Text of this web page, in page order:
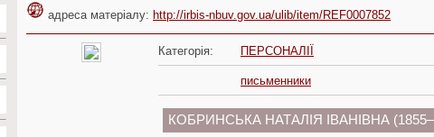
адреса матеріалу: http://irbis-nbuv.gov.ua/ulib/item/REF0007852
Категорія: ПЕРСОНАЛІЇ
письменники
КОБРИНСЬКА НАТАЛІЯ ІВАНІВНА